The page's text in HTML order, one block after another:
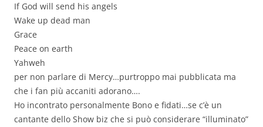
If God will send his angels
Wake up dead man
Grace
Peace on earth
Yahweh
per non parlare di Mercy…purtroppo mai pubblicata ma
che i fan più accaniti adorano….
Ho incontrato personalmente Bono e fidati…se c’è un
cantante dello Show biz che si può considerare “illuminato”